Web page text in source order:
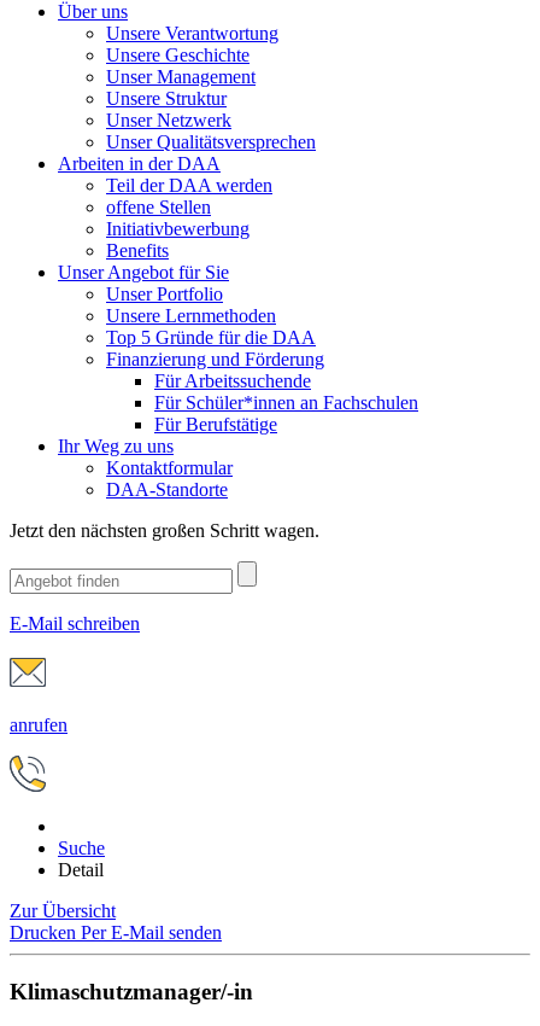
Über uns
Unsere Verantwortung
Unsere Geschichte
Unser Management
Unsere Struktur
Unser Netzwerk
Unser Qualitätsversprechen
Arbeiten in der DAA
Teil der DAA werden
offene Stellen
Initiativbewerbung
Benefits
Unser Angebot für Sie
Unser Portfolio
Unsere Lernmethoden
Top 5 Gründe für die DAA
Finanzierung und Förderung
Für Arbeitssuchende
Für Schüler*innen an Fachschulen
Für Berufstätige
Ihr Weg zu uns
Kontaktformular
DAA-Standorte
Jetzt den nächsten großen Schritt wagen.
E-Mail schreiben
anrufen
Suche
Detail
Zur Übersicht
Drucken Per E-Mail senden
Klimaschutzmanager/-in